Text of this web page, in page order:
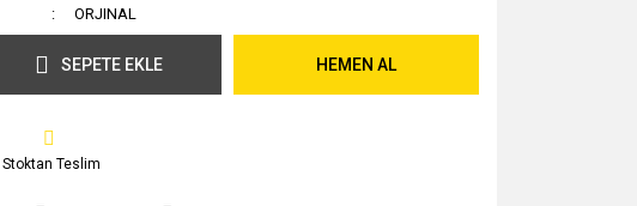
ORJINAL
SEPETE EKLE HEMEN AL
Stoktan Teslim